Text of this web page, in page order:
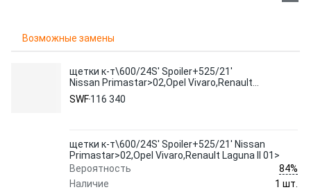
Возможные замены
щетки к-т\600/24S' Spoiler+525/21'
Nissan Primastar>02,Opel Vivaro,Renault
Laguna II 01>
SWF116 340
щетки к-т\600/24S' Spoiler+525/21' Nissan
Primastar>02,Opel Vivaro,Renault Laguna II 01>
Вероятность
84%
Наличие
1 шт.